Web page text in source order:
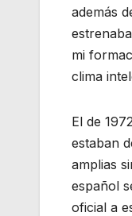
además
mi
clima
El de
estaban
amplias
español
oficial a